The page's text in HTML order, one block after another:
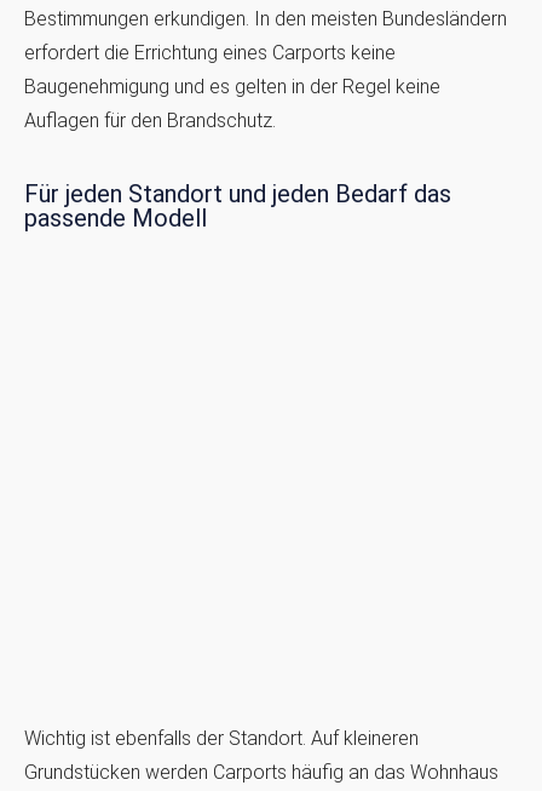
Bestimmungen erkundigen. In den meisten Bundesländern
erfordert die Errichtung eines Carports keine
Baugenehmigung und es gelten in der Regel keine
Auflagen für den Brandschutz.
Für jeden Standort und jeden Bedarf das
passende Modell
Wichtig ist ebenfalls der Standort. Auf kleineren
Grundstücken werden Carports häufig an das Wohnhaus